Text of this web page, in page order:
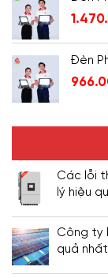
Đèn
Các lỗi
lý hiệu
Công ty
quả nhất